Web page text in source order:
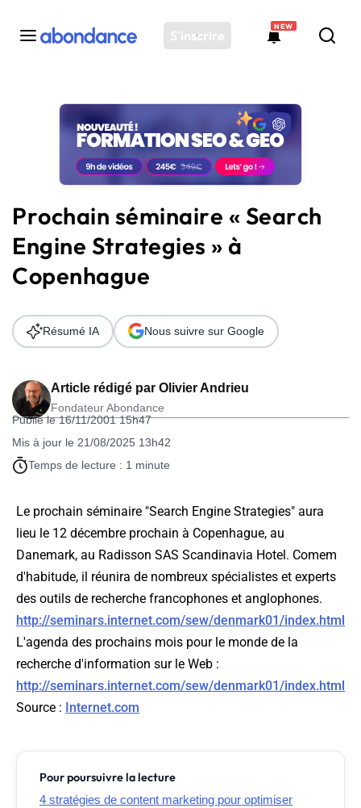
S'inscrire
NEW
Toutes les actus
Actus SEO
Plateforme
Solutions
Ressources
Audit SEO
Prochain séminaire « Search
Engine Strategies » à
Copenhague
Article rédigé par Olivier Andrieu
Fondateur Abondance
Publié le 16/11/2001 15h47
Mis à jour le 21/08/2025 13h42
Temps de lecture : 1 minute
Résumé IA Nous suivre sur Google
Le prochain séminaire "Search Engine Strategies" aura
lieu le 12 décembre prochain à Copenhague, au
Danemark, au Radisson SAS Scandinavia Hotel. Comem
d'habitude, il réunira de nombreux spécialistes et experts
des outils de recherche francophones et anglophones.
http://seminars.internet.com/sew/denmark01/index.html
L'agenda des prochains mois pour le monde de la
recherche d'information sur le Web :
http://seminars.internet.com/sew/denmark01/index.html
Source : Internet.com
Pour poursuivre la lecture
4 stratégies de content marketing pour optimiser